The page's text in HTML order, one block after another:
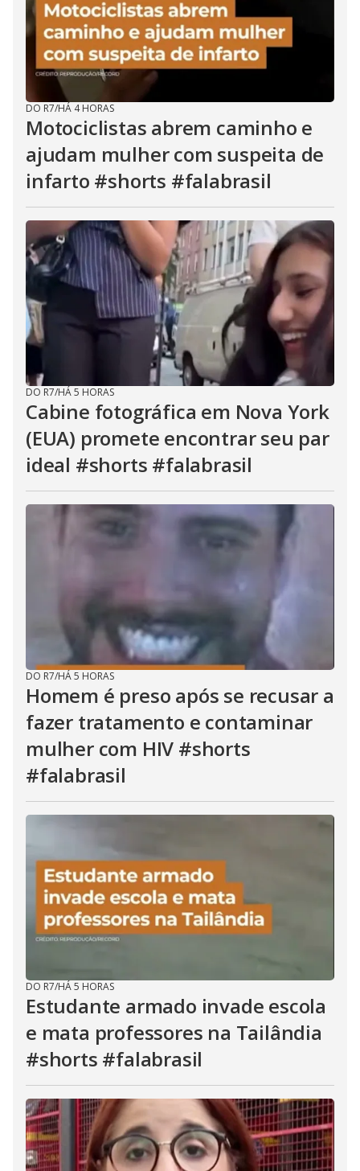
DO R7/HÁ 4 HORAS
Motociclistas abrem caminho e
ajudam mulher com suspeita de
infarto #shorts #falabrasil
DO R7/HÁ 5 HORAS
Cabine fotográfica em Nova York
(EUA) promete encontrar seu par
ideal #shorts #falabrasil
DO R7/HÁ 5 HORAS
Homem é preso após se recusar a
fazer tratamento e contaminar
mulher com HIV #shorts
#falabrasil
DO R7/HÁ 5 HORAS
Estudante armado invade escola
e mata professores na Tailândia
#shorts #falabrasil